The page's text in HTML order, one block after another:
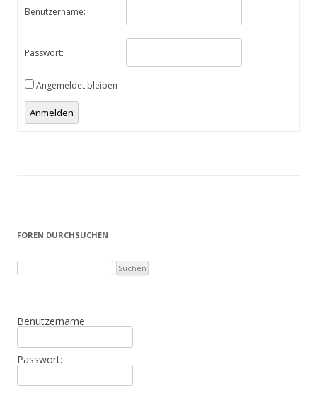
Benutzername:
Passwort:
Angemeldet bleiben
Alternative:
Anmelden
FOREN DURCHSUCHEN
Benutzername:
Passwort: